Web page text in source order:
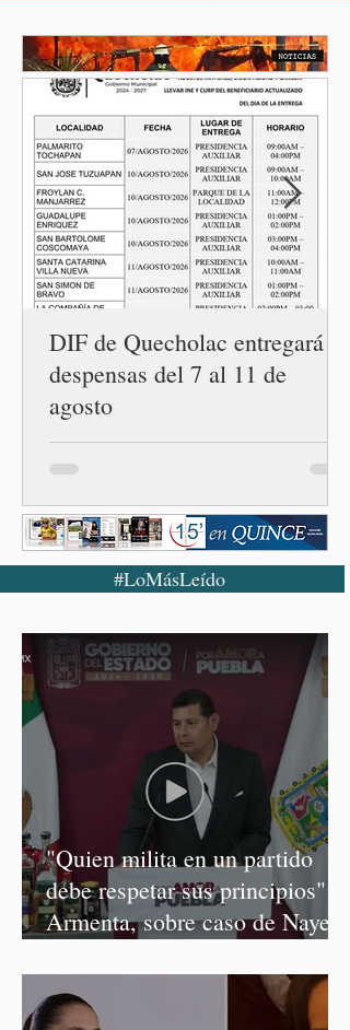
también recupera la
esperanza de vivir sin
miedo. Con esa visión, el
gobernador Alejandro
Armenta Mier inauguró el
Centro LIBRE (Libertad,
Igualdad, Bienestar, Redes,
Emancipación) número 62 y
la Casa Carmen Serdán
número 25 en el estado, la
cuarta en la c
DIF de Quecholac entregará
despensas del 7 al 11 de
agosto
#LoMásLeído
"Quien milita en un partido
debe respetar sus principios":
Armenta, sobre caso de Nayeli